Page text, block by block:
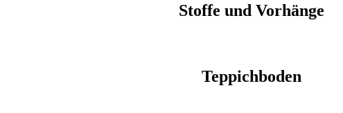
Stoffe und Vorhänge
Teppichboden